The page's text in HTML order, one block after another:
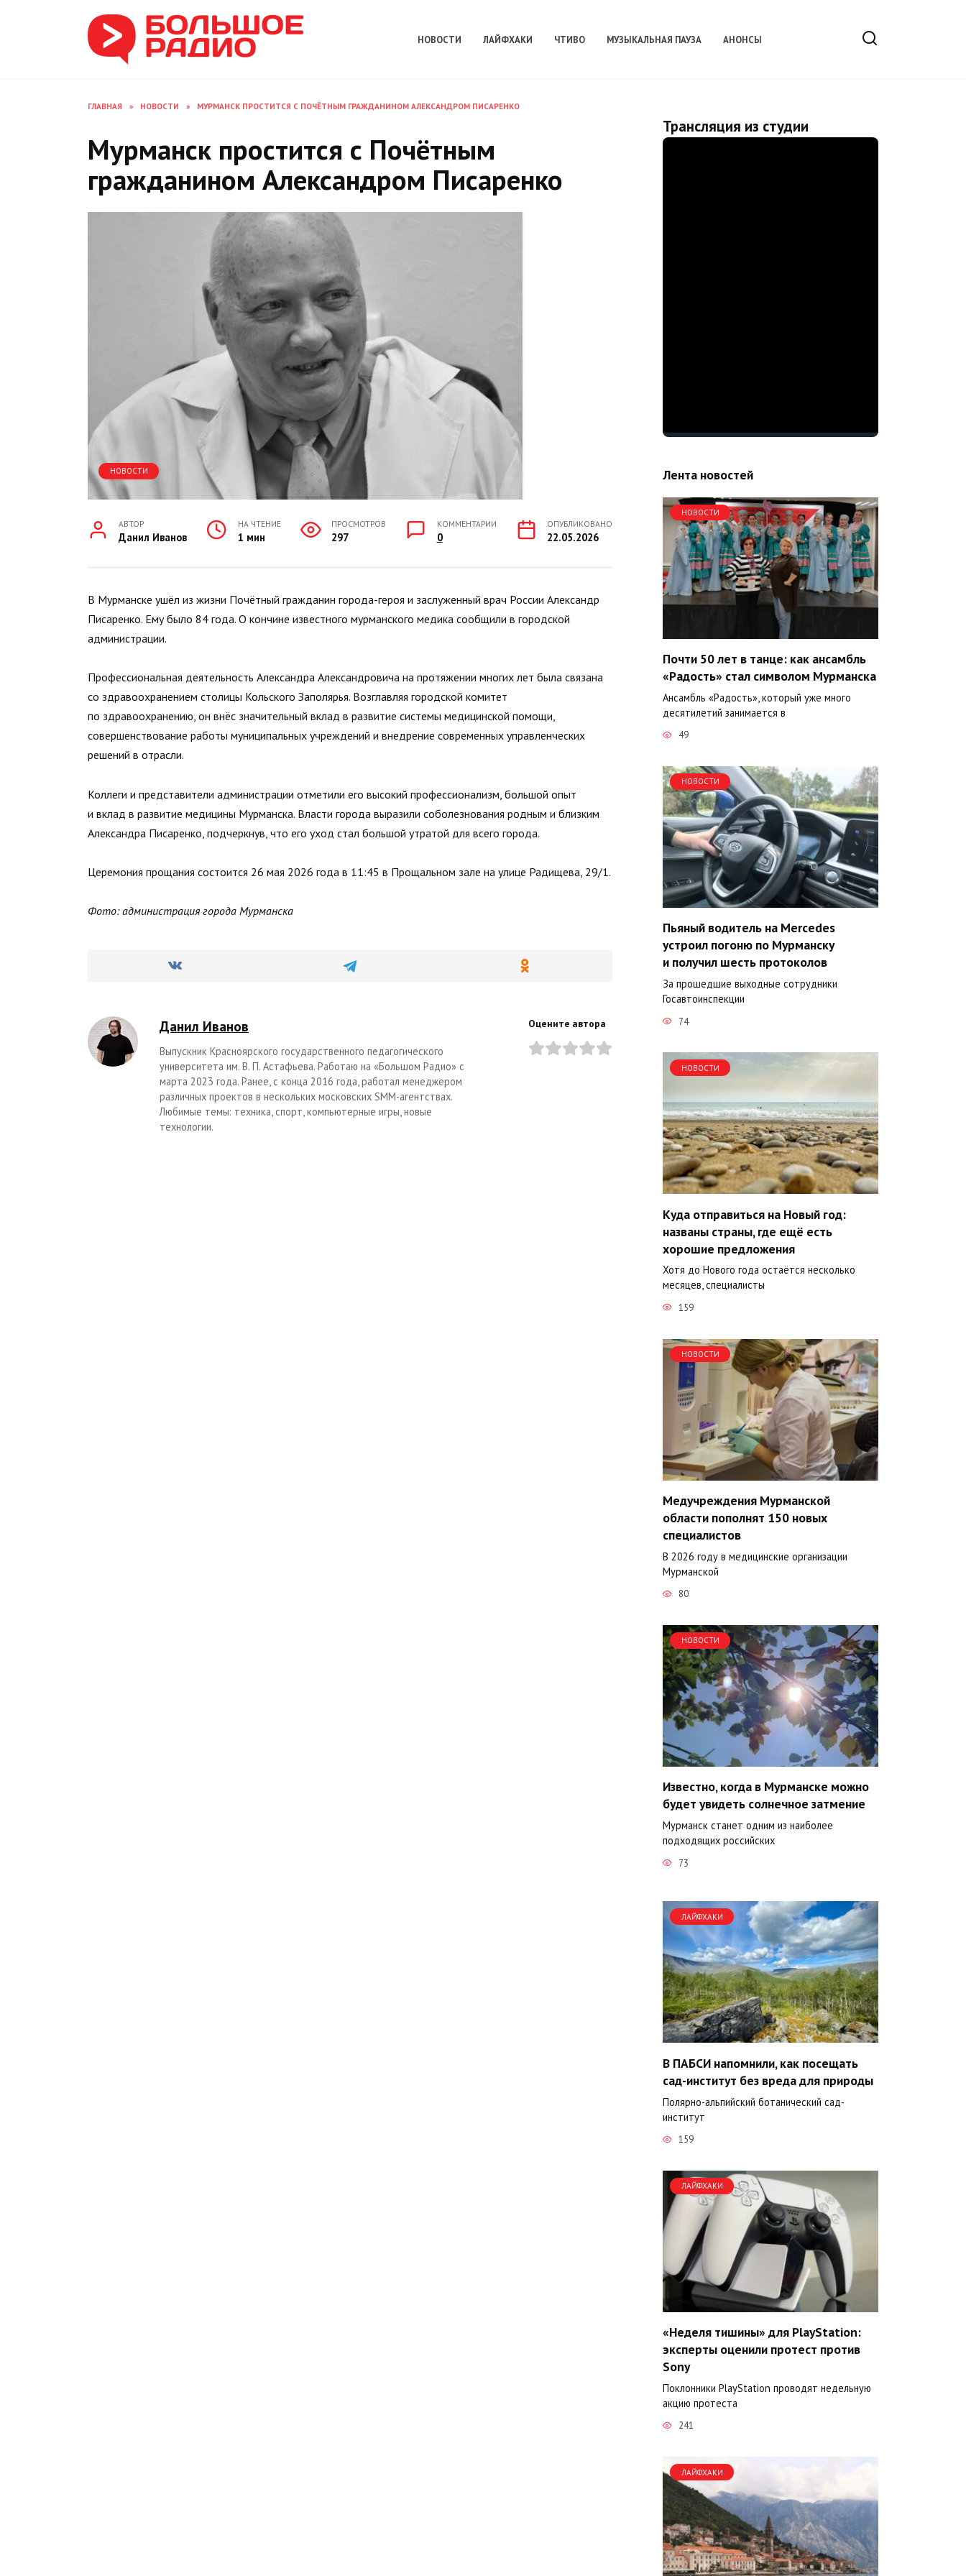
НОВОСТИ ЛАЙФХАКИ ЧТИВО МУЗЫКАЛЬНАЯ ПАУЗА АНОНСЫ
ГЛАВНАЯ » НОВОСТИ » МУРМАНСК ПРОСТИТСЯ С ПОЧЁТНЫМ ГРАЖДАНИНОМ АЛЕКСАНДРОМ ПИСАРЕНКО
Мурманск простится с Почётным
гражданином Александром Писаренко
НОВОСТИ
АВТОР
Данил Иванов
НА ЧТЕНИЕ
1 мин
ПРОСМОТРОВ
297
КОММЕНТАРИИ
0
ОПУБЛИКОВАНО
22.05.2026
В Мурманске ушёл из жизни Почётный гражданин города-героя и заслуженный врач России Александр
Писаренко. Ему было 84 года. О кончине известного мурманского медика сообщили в городской
администрации.
Профессиональная деятельность Александра Александровича на протяжении многих лет была связана
со здравоохранением столицы Кольского Заполярья. Возглавляя городской комитет
по здравоохранению, он внёс значительный вклад в развитие системы медицинской помощи,
совершенствование работы муниципальных учреждений и внедрение современных управленческих
решений в отрасли.
Коллеги и представители администрации отметили его высокий профессионализм, большой опыт
и вклад в развитие медицины Мурманска. Власти города выразили соболезнования родным и близким
Александра Писаренко, подчеркнув, что его уход стал большой утратой для всего города.
Церемония прощания состоится 26 мая 2026 года в 11:45 в Прощальном зале на улице Радищева, 29/1.
Фото: администрация города Мурманска
Данил Иванов
Выпускник Красноярского государственного педагогического
университета им. В. П. Астафьева. Работаю на «Большом Радио» с
марта 2023 года. Ранее, с конца 2016 года, работал менеджером
различных проектов в нескольких московских SMM-агентствах.
Любимые темы: техника, спорт, компьютерные игры, новые
технологии.
Оцените автора
Трансляция из студии
Лента новостей
НОВОСТИ
Почти 50 лет в танце: как ансамбль
«Радость» стал символом Мурманска
Ансамбль «Радость», который уже много
десятилетий занимается в
49
НОВОСТИ
Пьяный водитель на Mercedes
устроил погоню по Мурманску
и получил шесть протоколов
За прошедшие выходные сотрудники
Госавтоинспекции
74
НОВОСТИ
Куда отправиться на Новый год:
названы страны, где ещё есть
хорошие предложения
Хотя до Нового года остаётся несколько
месяцев, специалисты
159
НОВОСТИ
Медучреждения Мурманской
области пополнят 150 новых
специалистов
В 2026 году в медицинские организации
Мурманской
80
НОВОСТИ
Известно, когда в Мурманске можно
будет увидеть солнечное затмение
Мурманск станет одним из наиболее
подходящих российских
73
ЛАЙФХАКИ
В ПАБСИ напомнили, как посещать
сад-институт без вреда для природы
Полярно-альпийский ботанический сад-
институт
159
ЛАЙФХАКИ
«Неделя тишины» для PlayStation:
эксперты оценили протест против
Sony
Поклонники PlayStation проводят недельную
акцию протеста
241
ЛАЙФХАКИ